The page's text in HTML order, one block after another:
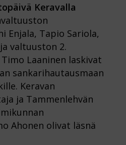
Keravalla
Enjala, Tapio Sariola,
valtuuston 2.
Laaninen laskivat
sankarihautausmaan
Keravan
ja Tammenlehvän
Ahonen olivat läsnä